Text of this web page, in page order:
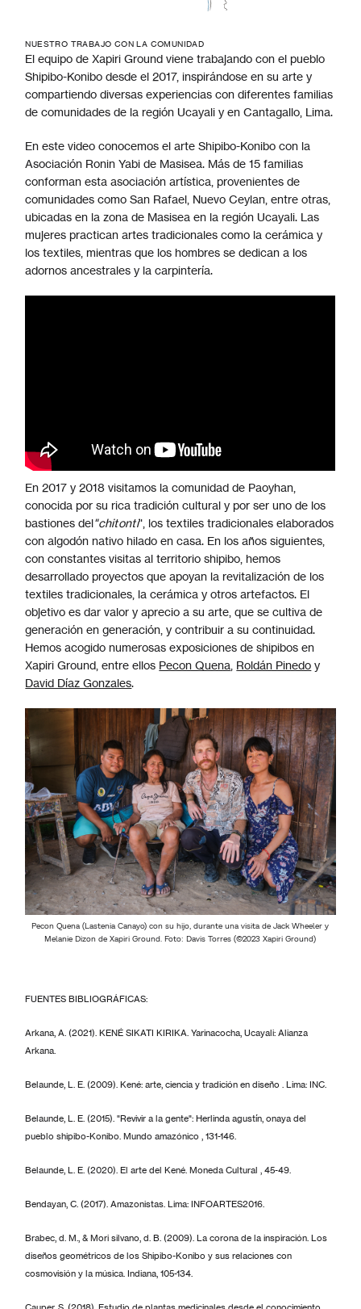
NUESTRO TRABAJO CON LA COMUNIDAD
El equipo de Xapiri Ground viene trabajando con el pueblo
Shipibo-Konibo desde el 2017, inspirándose en su arte y
compartiendo diversas experiencias con diferentes familias
de comunidades de la región Ucayali y en Cantagallo, Lima.
En este video conocemos el arte Shipibo-Konibo con la
Asociación Ronin Yabi de Masisea. Más de 15 familias
conforman esta asociación artística, provenientes de
comunidades como San Rafael, Nuevo Ceylan, entre otras,
ubicadas en la zona de Masisea en la región Ucayali. Las
mujeres practican artes tradicionales como la cerámica y
los textiles, mientras que los hombres se dedican a los
adornos ancestrales y la carpintería.
En 2017 y 2018 visitamos la comunidad de Paoyhan,
conocida por su rica tradición cultural y por ser uno de los
bastiones del"chitonti", los textiles tradicionales elaborados
con algodón nativo hilado en casa. En los años siguientes,
con constantes visitas al territorio shipibo, hemos
desarrollado proyectos que apoyan la revitalización de los
textiles tradicionales, la cerámica y otros artefactos. El
objetivo es dar valor y aprecio a su arte, que se cultiva de
generación en generación, y contribuir a su continuidad.
Hemos acogido numerosas exposiciones de shipibos en
Xapiri Ground, entre ellos Pecon Quena Roldán Pinedo y
David Díaz Gonzales.
Pecon Quena (Lastenia Canayo) con su hijo, durante una visita de Jack Wheeler y
Melanie Dizon de Xapiri Ground. Foto: Davis Torres (©2023 Xapiri Ground)
FUENTES BIBLIOGRÁFICAS:
Arkana, A. (2021). KENÉ SIKATI KIRIKA. Yarinacocha, Ucayali: Alianza
Arkana.
Belaunde, L. E. (2009). Kené: arte, ciencia y tradición en diseño . Lima: INC.
Belaunde, L. E. (2015). "Revivir a la gente": Herlinda agustín, onaya del
pueblo shipibo-Konibo. Mundo amazónico , 131-146.
Belaunde, L. E. (2020). El arte del Kené. Moneda Cultural , 45-49.
Bendayan, C. (2017). Amazonistas. Lima: INFOARTES2016.
Brabec, d. M., & Mori silvano, d. B. (2009). La corona de la inspiración. Los
diseños geométricos de los Shipibo-Konibo y sus relaciones con
cosmovisión y la música. Indiana, 105-134.